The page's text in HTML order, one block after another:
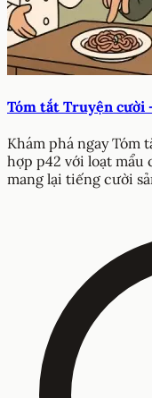
Tóm tắt Truyện cười
Khám phá ngay
hợp p42 với loạt mẩu
mang lại tiếng cười